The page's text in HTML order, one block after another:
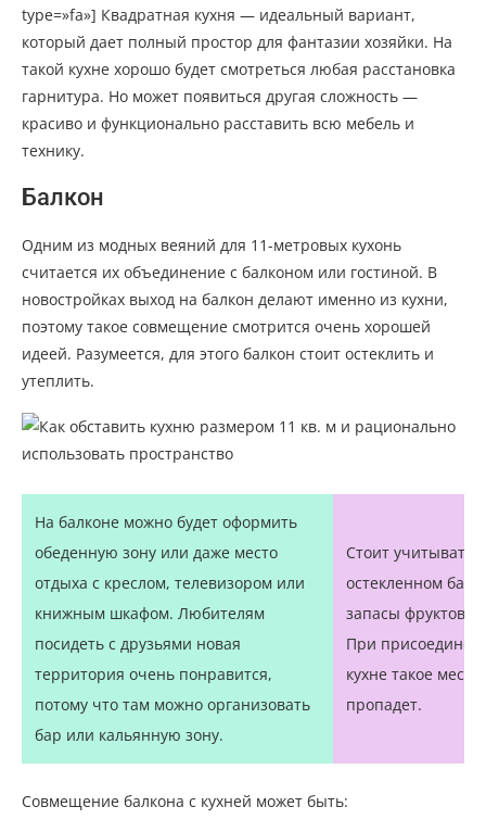
type=»fa»] Квадратная кухня — идеальный вариант,
который дает полный простор для фантазии хозяйки. На
такой кухне хорошо будет смотреться любая расстановка
гарнитура. Но может появиться другая сложность —
красиво и функционально расставить всю мебель и
технику.
Балкон
Одним из модных веяний для 11-метровых кухонь
считается их объединение с балконом или гостиной. В
новостройках выход на балкон делают именно из кухни,
поэтому такое совмещение смотрится очень хорошей
идеей. Разумеется, для этого балкон стоит остеклить и
утеплить.
На балконе можно будет оформить
обеденную зону или даже место
отдыха с креслом, телевизором или
книжным шкафом. Любителям
посидеть с друзьями новая
территория очень понравится,
потому что там можно организовать
бар или кальянную зону.
Стоит учитывать,
остекленном
запасы фруктов
При
кухне такое
пропадет.
Совмещение балкона с кухней может быть: